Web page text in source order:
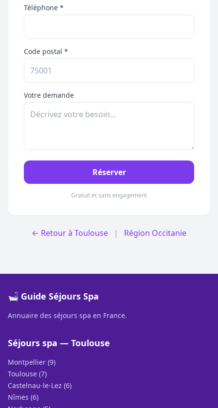
Téléphone *
Code postal *
Votre demande
Réserver
Gratuit et sans engagement
← Retour à Toulouse | Région Occitanie
🛁 Guide Séjours Spa
Annuaire des séjours spa en France.
Séjours spa — Toulouse
Montpellier (9)
Toulouse (7)
Castelnau-le-Lez (6)
Nîmes (6)